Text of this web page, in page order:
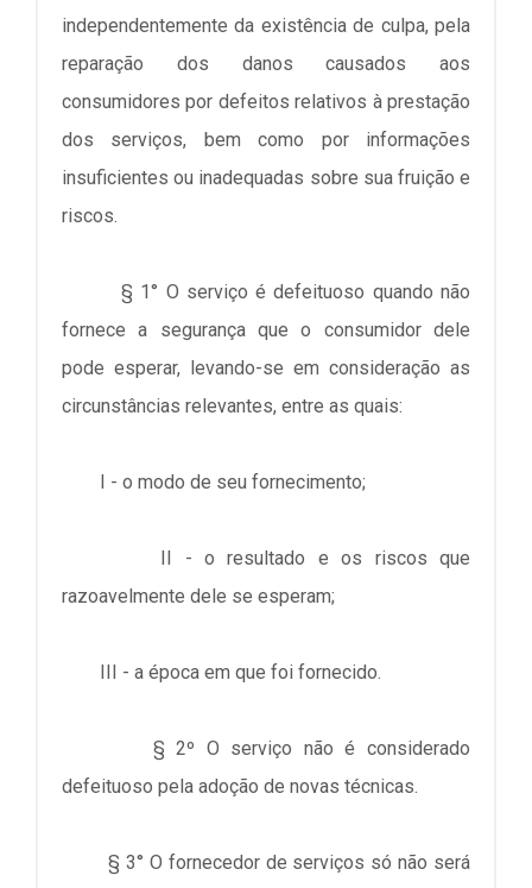
independentemente da existência de culpa, pela
reparação dos danos causados aos
consumidores por defeitos relativos à prestação
dos serviços, bem como por informações
insuficientes ou inadequadas sobre sua fruição e
riscos.
§ 1° O serviço é defeituoso quando não
fornece a segurança que o consumidor dele
pode esperar, levando-se em consideração as
circunstâncias relevantes, entre as quais:
I - o modo de seu fornecimento;
II - o resultado e os riscos que
razoavelmente dele se esperam;
III - a época em que foi fornecido.
§ 2º O serviço não é considerado
defeituoso pela adoção de novas técnicas.
§ 3° O fornecedor de serviços só não será